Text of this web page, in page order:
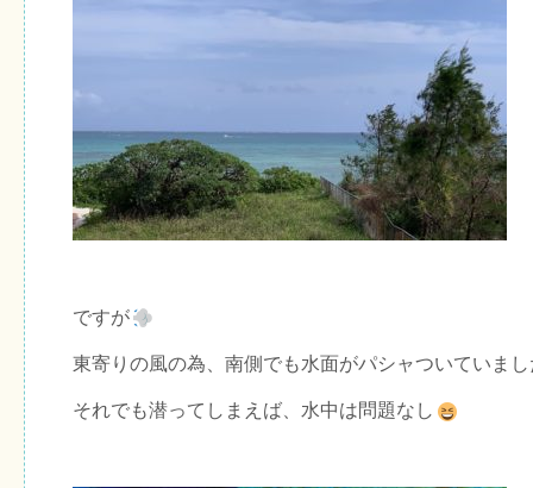
ですが
東寄りの風の為、南側でも水面がパシャついていまし
それでも潜ってしまえば、水中は問題なし